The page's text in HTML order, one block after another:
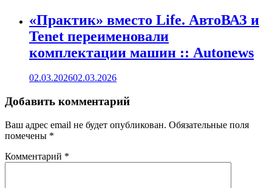
«Практик» вместо Life. АвтоВАЗ и
Tenet переименовали
комплектации машин :: Autonews
02.03.202602.03.2026
Добавить комментарий
Ваш адрес email не будет опубликован. Обязательные поля
помечены *
Комментарий *